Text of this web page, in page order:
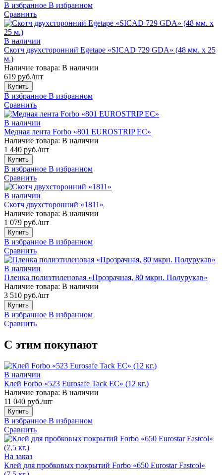
В избранное В избранном
Сравнить
В наличии
Скотч двухсторонний Egetape «SICAD 729 GDA» (48 мм. х 25
м.)
Наличие товара: В наличии
619 руб./шт
Купить
В избранное В избранном
Сравнить
В наличии
Медная лента Forbo «801 EUROSTRIP EC»
Наличие товара: В наличии
1 440 руб./шт
Купить
В избранное В избранном
Сравнить
В наличии
Скотч двухсторонний «1811»
Наличие товара: В наличии
1 079 руб./шт
Купить
В избранное В избранном
Сравнить
В наличии
Пленка полиэтиленовая «Прозрачная, 80 мкрн. Полурукав»
Наличие товара: В наличии
3 510 руб./шт
Купить
В избранное В избранном
Сравнить
С этим покупают
В наличии
Клей Forbo «523 Eurosafe Tack EC» (12 кг.)
Наличие товара: В наличии
11 040 руб./шт
Купить
В избранное В избранном
Сравнить
На заказ
Клей для пробковых покрытий Forbo «650 Eurostar Fastcol»